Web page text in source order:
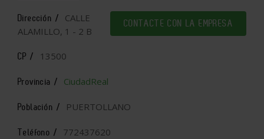
CONTACTE CON LA EMPRESA
Dirección /
CALLE
ALAMILLO, 1 - 2 B
CP / 13500
Provincia / CiudadReal
Población / PUERTOLLANO
Teléfono / 772437620